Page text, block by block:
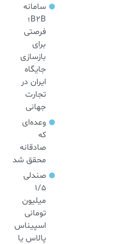
سامانه
B2B؛
فرصتی
برای
بازسازی
جایگاه
ایران در
تجارت
جهانی
وعده‌ای
که
صادقانه
محقق شد
صندلی
۱/۵
میلیون
تومانی
اسپیناس
پالاس یا